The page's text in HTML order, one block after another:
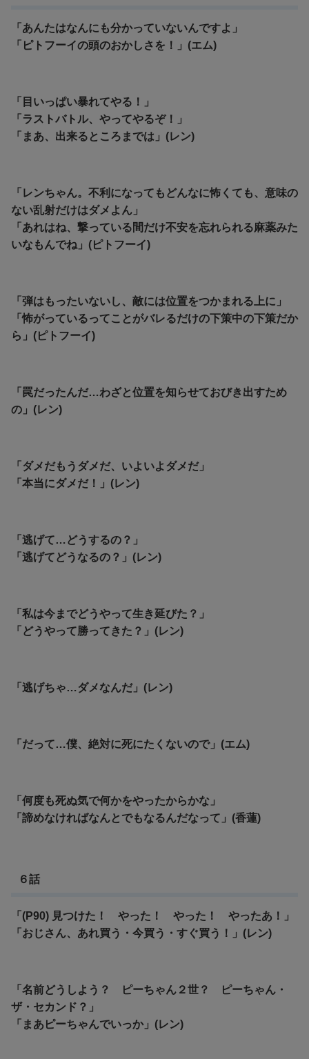
「あんたはなんにも分かっていないんですよ」
「ピトフーイの頭のおかしさを！」(エム)
「目いっぱい暴れてやる！」
「ラストバトル、やってやるぞ！」
「まあ、出来るところまでは」(レン)
「レンちゃん。不利になってもどんなに怖くても、意味の
ない乱射だけはダメよん」
「あれはね、撃っている間だけ不安を忘れられる麻薬みた
いなもんでね」(ピトフーイ)
「弾はもったいないし、敵には位置をつかまれる上に」
「怖がっているってことがバレるだけの下策中の下策だか
ら」(ピトフーイ)
「罠だったんだ…わざと位置を知らせておびき出すため
の」(レン)
「ダメだもうダメだ、いよいよダメだ」
「本当にダメだ！」(レン)
「逃げて…どうするの？」
「逃げてどうなるの？」(レン)
「 私は今までどうやって生き延びた？」
「どうやって勝ってきた？」(レン)
「 逃げちゃ…ダメなんだ」(レン)
「だって…僕、絶対に死にたくないので」(エム)
「何度も死ぬ気で何かをやったからかな」
「諦めなければなんとでもなるんだなって」(香蓮)
６話
「(P90) 見つけた！ やった！ やった！ やったあ！」
「おじさん、あれ買う・今買う・すぐ買う！」(レン)
「名前どうしよう？ ピーちゃん２世？ ピーちゃん・
ザ・セカンド？」
「まあピーちゃんでいっか」(レン)